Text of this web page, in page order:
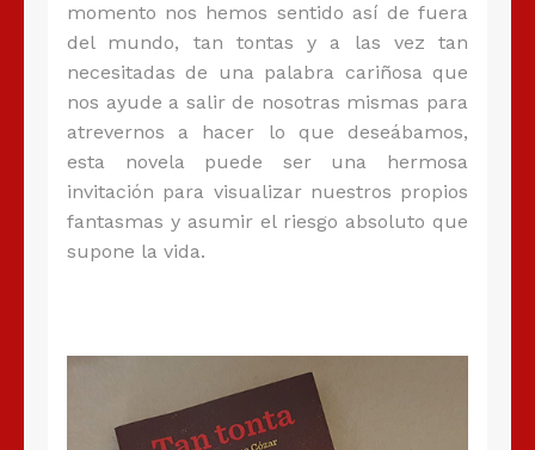
momento nos hemos sentido así de fuera
del mundo, tan tontas y a las vez tan
necesitadas de una palabra cariñosa que
nos ayude a salir de nosotras mismas para
atrevernos a hacer lo que deseábamos,
esta novela puede ser una hermosa
invitación para visualizar nuestros propios
fantasmas y asumir el riesgo absoluto que
supone la vida.